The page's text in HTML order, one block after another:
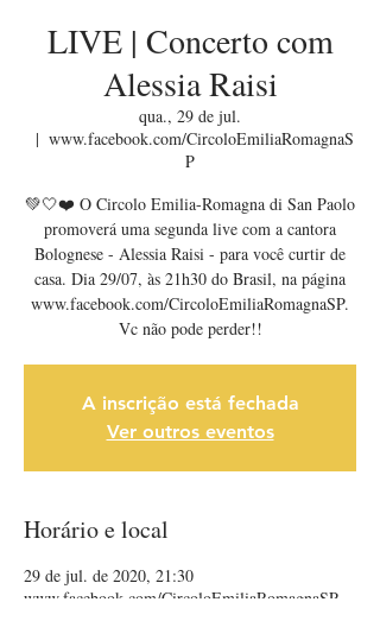
LIVE | Concerto com
Alessia Raisi
qua., 29 de jul.
  |
www.facebook.com/CircoloEmiliaRomagnaS
P
💚🤍❤️ O Circolo Emilia-Romagna di San Paolo
promoverá uma segunda live com a cantora
Bolognese - Alessia Raisi - para você curtir de
casa. Dia 29/07, às 21h30 do Brasil, na página
www.facebook.com/CircoloEmiliaRomagnaSP.
Vc não pode perder!!
A inscrição está fechada
Ver outros eventos
Horário e local
29 de jul. de 2020, 21:30
www.facebook.com/CircoloEmiliaRomagnaSP